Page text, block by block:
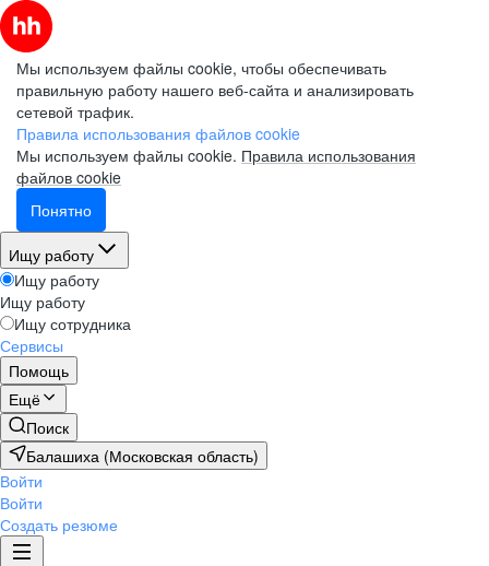
Мы используем файлы cookie, чтобы обеспечивать
правильную работу нашего веб-сайта и анализировать
сетевой трафик.
Правила использования файлов cookie
Мы используем файлы cookie. Правила использования
файлов cookie
Понятно
Ищу работу
Ищу работу
Ищу работу
Ищу сотрудника
Сервисы
Помощь
Ещё
Поиск
Балашиха (Московская область)
Войти
Войти
Создать резюме